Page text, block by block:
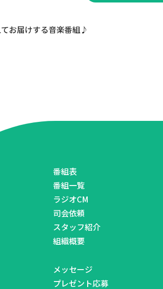
お届けする音楽番組♪
番組表
番組一覧
ラジオCM
司会依頼
スタッフ紹介
組織概要
メッセージ
プレゼント応募